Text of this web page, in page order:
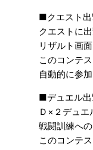
プッシュ通知につ
派遣任務とは
カルマとは
悪魔全書について
もっと見る
■クエスト出
クエストに
リザルト画
このコンテ
自動的に参
■デュエル出
Ｄ×２デュエ
戦闘訓練へ
このコンテ